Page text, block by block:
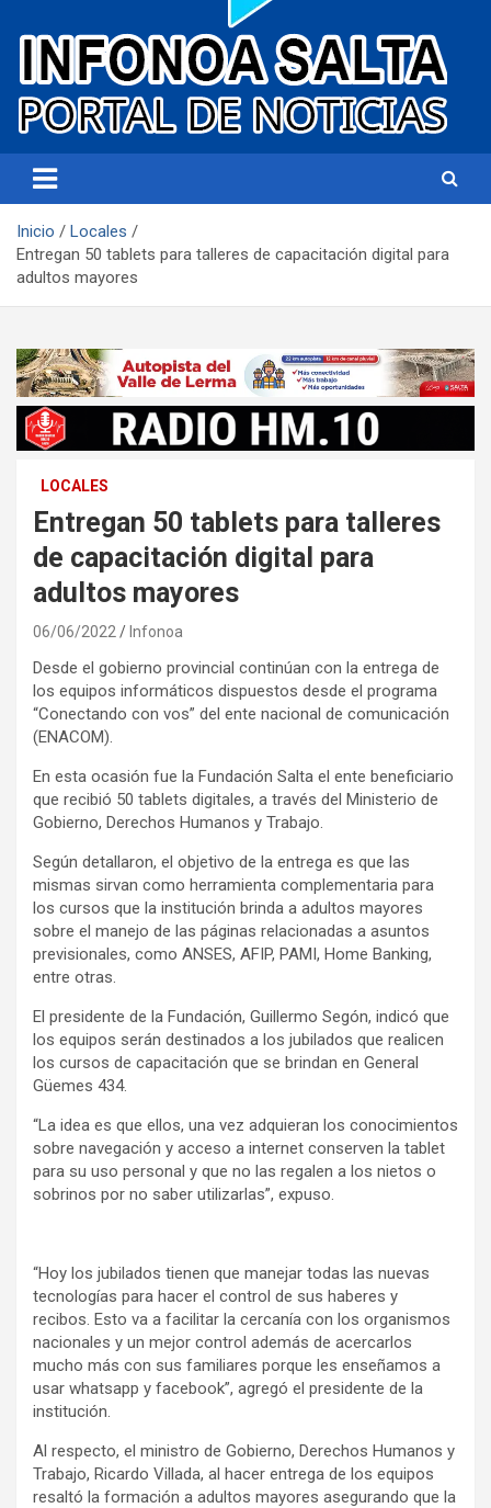
Infonoa Salta
Inicio
Locales
Entregan 50 tablets para talleres de capacitación digital para
adultos mayores
LOCALES
Entregan 50 tablets para talleres
de capacitación digital para
adultos mayores
06/06/2022 Infonoa
Desde el gobierno provincial continúan con la entrega de
los equipos informáticos dispuestos desde el programa
“Conectando con vos” del ente nacional de comunicación
(ENACOM).
En esta ocasión fue la Fundación Salta el ente beneficiario
que recibió 50 tablets digitales, a través del Ministerio de
Gobierno, Derechos Humanos y Trabajo.
Según detallaron, el objetivo de la entrega es que las
mismas sirvan como herramienta complementaria para
los cursos que la institución brinda a adultos mayores
sobre el manejo de las páginas relacionadas a asuntos
previsionales, como ANSES, AFIP, PAMI, Home Banking,
entre otras.
El presidente de la Fundación, Guillermo Segón, indicó que
los equipos serán destinados a los jubilados que realicen
los cursos de capacitación que se brindan en General
Güemes 434.
“La idea es que ellos, una vez adquieran los conocimientos
sobre navegación y acceso a internet conserven la tablet
para su uso personal y que no las regalen a los nietos o
sobrinos por no saber utilizarlas”, expuso.
“Hoy los jubilados tienen que manejar todas las nuevas
tecnologías para hacer el control de sus haberes y
recibos. Esto va a facilitar la cercanía con los organismos
nacionales y un mejor control además de acercarlos
mucho más con sus familiares porque les enseñamos a
usar whatsapp y facebook”, agregó el presidente de la
institución.
Al respecto, el ministro de Gobierno, Derechos Humanos y
Trabajo, Ricardo Villada, al hacer entrega de los equipos
resaltó la formación a adultos mayores asegurando que la